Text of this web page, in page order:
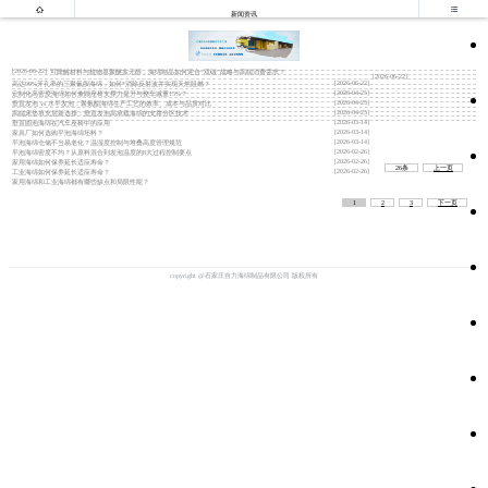

新闻资讯

[2026-06-22] 可降解材料与植物基聚醚多元醇，海绵制品如何迎合“双碳”战略与高端消费需求？
[2026-06-22]
高达99%开孔率的三聚氰胺海绵，如何*消除反射波并实现天然阻燃？
[2026-06-22]
定制化高密度海绵如何兼顾座椅支撑力提升与整车减重15%？
[2026-04-25]
垂直发泡 vs 水平发泡：聚氨酯海绵生产工艺的效率、成本与品质对比
[2026-04-25]
高端床垫填充层新选择：垂直发泡高承载海绵的支撑分区技术
[2026-04-25]
垂直圆泡海绵在汽车座椅中的应用
[2026-03-14]
家具厂如何选购平泡海绵坯料？
[2026-03-14]
平泡海绵仓储不当易老化？温湿度控制与堆叠高度管理规范
[2026-03-14]
平泡海绵密度不均？从原料混合到发泡温度的8大过程控制要点
[2026-02-26]
家用海绵如何保养延长适应寿命？
[2026-02-26]
工业海绵如何保养延长适应寿命？
[2026-02-26]
家用海绵和工业海绵都有哪些缺点和局限性呢？
26条 上一页
1 2 3 下一页
copyright @石家庄自力海绵制品有限公司 版权所有